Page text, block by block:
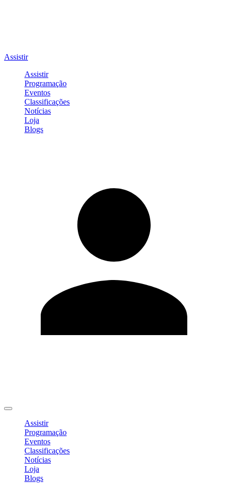
Assistir
Assistir
Programação
Eventos
Classificações
Notícias
Loja
Blogs
Assistir
Programação
Eventos
Classificações
Notícias
Loja
Blogs